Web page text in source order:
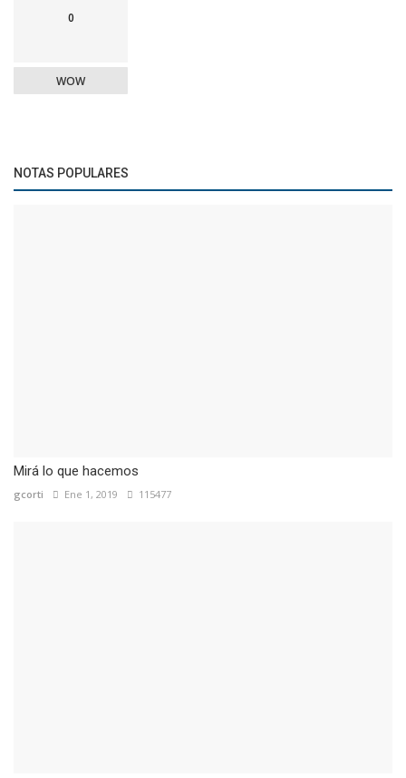
0
WOW
NOTAS POPULARES
Mirá lo que hacemos
gcorti Ene 1, 2019 115477